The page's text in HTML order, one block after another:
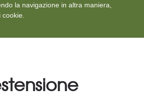
la navigazione in altra maniera,